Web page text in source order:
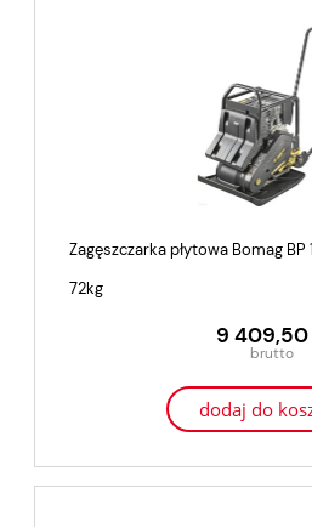
Zagęszczarka płytowa Bomag BP
72kg
9 409,50
dodaj do